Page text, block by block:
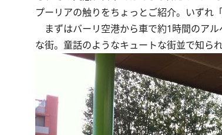
プーリアの触りをちょっとご紹介。いずれ
まずはバーリ空港から車で約1時間のア
な街。童話のようなキュートな街並で知ら